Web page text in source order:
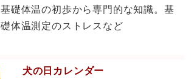
基礎体温の初歩から専門的な知識。基
礎体温測定のストレスなど
犬の日カレンダー